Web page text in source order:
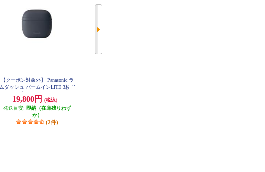
【クーポン対象外】 Panasonic ラ
ムダッシュ パームインLITE 3枚刃
19,800円
(税込)
発送目安: 即納（在庫残りわず
か）
(2件)